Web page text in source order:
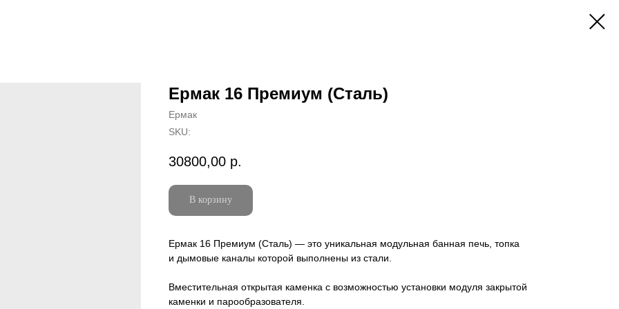
Ермак 16 Премиум (Сталь)
Ермак
SKU:
30800,00 р.
В корзину
Ермак 16 Премиум (Сталь) — это уникальная модульная банная печь, топка
и дымовые каналы которой выполнены из стали.
Вместительная открытая каменка с возможностью установки модуля закрытой
каменки и парообразователя.